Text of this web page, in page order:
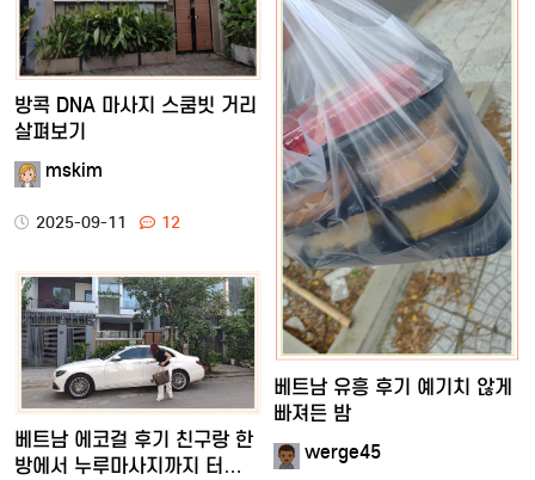
방콕 DNA 마사지 스쿰빗 거리
살펴보기
mskim
2025-09-11 12
베트남 유흥 후기 예기치 않게
빠져든 밤
werge45
베트남 에코걸 후기 친구랑 한
방에서 누루마사지까지 터…